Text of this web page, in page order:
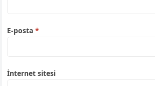
E-posta*
İnternet sitesi